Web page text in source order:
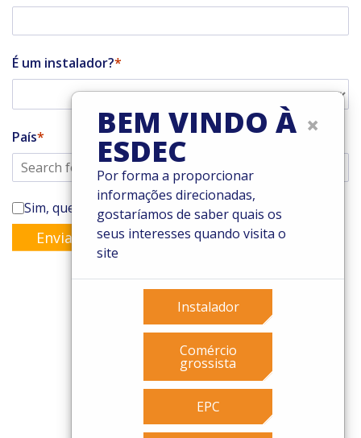
É um instalador?
País
Sim, quero subscrever a newsletter da Enstall
Enviar
© 2026 Esdec. Todos os direitos reservados
Patentes
Termos e Condições
Condições de garantia
Governance
Cookies
×
BEM VINDO À
ESDEC
Por forma a proporcionar
informações direcionadas,
gostaríamos de saber quais os
seus interesses quando visita o
site
Instalador
Comércio
grossista
EPC